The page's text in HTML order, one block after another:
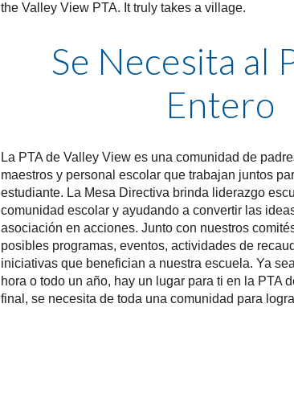
the Valley View PTA. It truly takes a village.
Se Necesita al
Entero
La PTA de Valley View es una comunidad de
maestros y personal escolar que trabajan juntos
estudiante. La Mesa Directiva brinda liderazgo
comunidad escolar y ayudando a convertir las
asociación en acciones. Junto con nuestros
posibles programas, eventos, actividades de
iniciativas que benefician a nuestra escuela. Ya
hora o todo un año, hay un lugar para ti en la PTA
final, se necesita de toda una comunidad para